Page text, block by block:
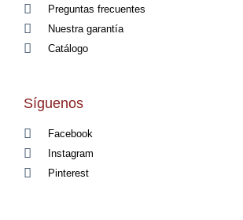
Preguntas frecuentes
Nuestra garantía
Catálogo
Síguenos
Facebook
Instagram
Pinterest